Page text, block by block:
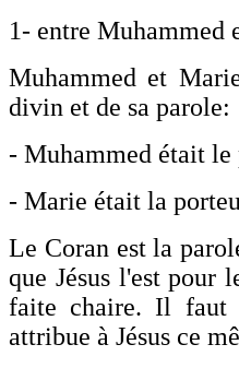
1- entre Muhammed
Muhammed et
divin et de sa parole:
- Muhammed était le
- Marie était la
Le Coran est la
que Jésus l'est pour
faite chaire. Il faut
attribue à Jésus ce